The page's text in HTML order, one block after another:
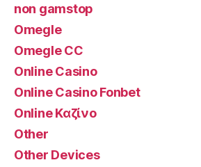
non gamstop
Omegle
Omegle CC
Online Casino
Online Casino Fonbet
Online Καζίνο
Other
Other Devices